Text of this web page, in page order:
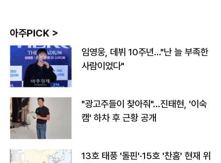
아주PICK >
임영웅, 데뷔 10주년…"난 늘 부족한
사람이었다"
"광고주들이 찾아줘"…진태현, '이숙
캠' 하차 후 근황 공개
13호 태풍 '돌핀'·15호 '찬홈' 현재 위